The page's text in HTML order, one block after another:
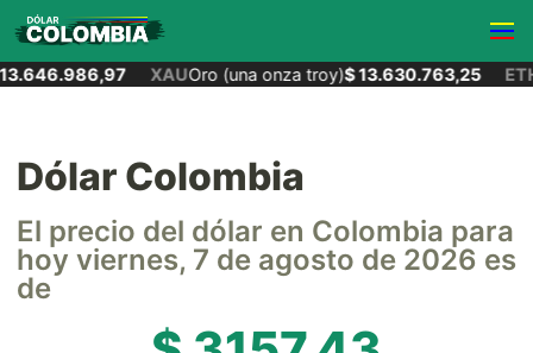
XAUOro (una onza troy)$ 13.630.763,25 ETH
Dólar Colombia
El precio del dólar en Colombia para
hoy viernes, 7 de agosto de 2026 es
de